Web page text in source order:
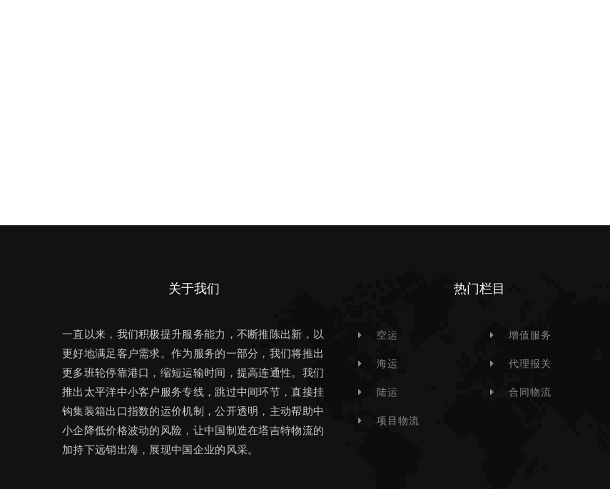
关于我们
一直以来，我们积极提升服务能力，不断推陈出新，以
更好地满足客户需求。作为服务的一部分，我们将推出
更多班轮停靠港口，缩短运输时间，提高连通性。我们
推出太平洋中小客户服务专线，跳过中间环节，直接挂
钩集装箱出口指数的运价机制，公开透明，主动帮助中
小企降低价格波动的风险，让中国制造在塔吉特物流的
加持下远销出海，展现中国企业的风采。
热门栏目
空运
海运
陆运
项目物流
增值服务
代理报关
合同物流